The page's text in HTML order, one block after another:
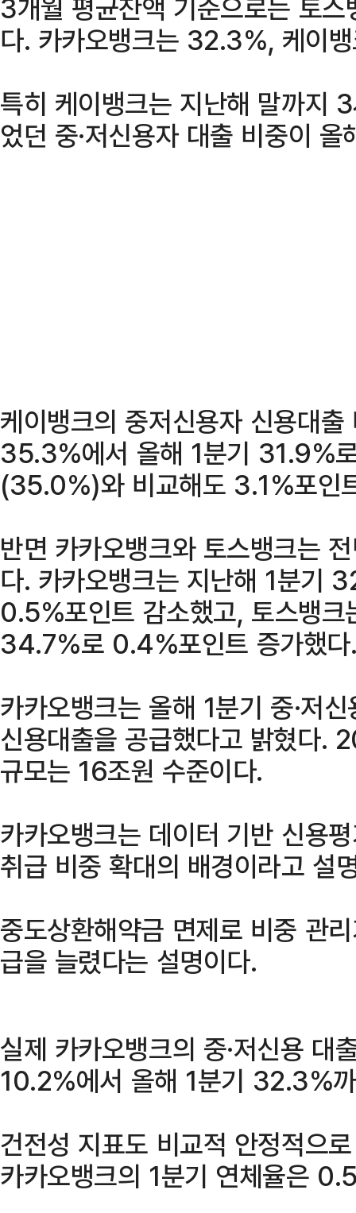
3개월 평균잔액 기준으로는 토
다. 카카오뱅크는 32.3%, 케이
특히 케이뱅크는 지난해 말까지
었던 중·저신용자 대출 비중이
케이뱅크의 중저신용자 신용대
35.3%에서 올해 1분기 31.9%
(35.0%)와 비교해도 3.1%포인
반면 카카오뱅크와 토스뱅크는
다. 카카오뱅크는 지난해 1분기
0.5%포인트 감소했고, 토스뱅
34.7%로 0.4%포인트 증가했
카카오뱅크는 올해 1분기 중·저
신용대출을 공급했다고 밝혔다.
규모는 16조원 수준이다.
카카오뱅크는 데이터 기반 신용
취급 비중 확대의 배경이라고 설
중도상환해약금 면제로 비중 관
급을 늘렸다는 설명이다.
실제 카카오뱅크의 중·저신용
10.2%에서 올해 1분기 32.3%
건전성 지표도 비교적 안정적으
카카오뱅크의 1분기 연체율은